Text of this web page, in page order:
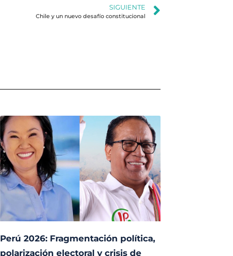
SIGUIENTE
Chile y un nuevo desafío constitucional
Perú 2026: Fragmentación política,
polarización electoral y crisis de